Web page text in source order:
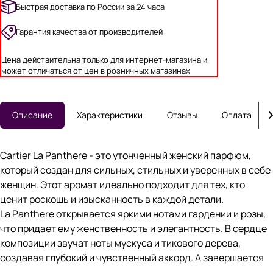
Быстрая доставка по России за 24 часа
Гарантия качества от производителей
Цена действительна только для интернет-магазина и
может отличаться от цен в розничных магазинах
Описание Характеристики Отзывы Оплата
Cartier La Panthere - это утонченный женский парфюм,
который создан для сильных, стильных и уверенных в себе
женщин. Этот аромат идеально подходит для тех, кто
ценит роскошь и изысканность в каждой детали.
La Panthere открывается яркими нотами гардении и розы,
что придает ему женственность и элегантность. В сердце
композиции звучат ноты мускуса и тикового дерева,
создавая глубокий и чувственный аккорд. А завершается